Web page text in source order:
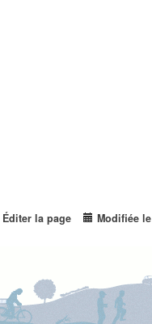
Éditer la page Modifiée